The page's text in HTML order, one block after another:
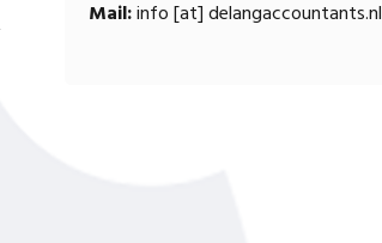
Mail:info [at] delangaccountants.nl